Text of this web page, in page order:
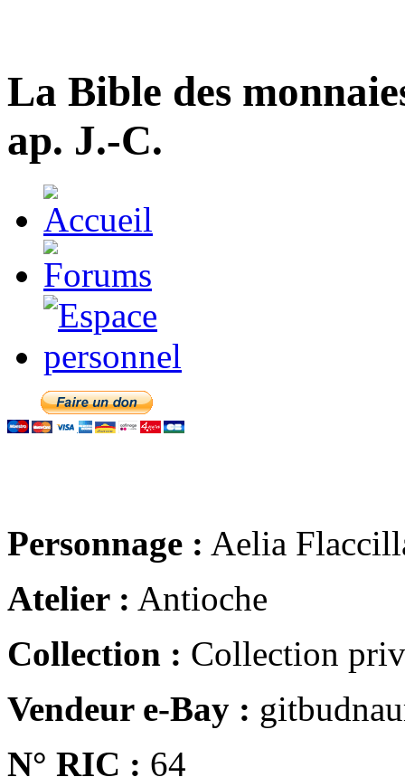
La Bible des
ap. J.-C.
Personnage : Aelia
Atelier : Antioche
Collection : Collection
Vendeur e-Bay :
N° RIC : 64